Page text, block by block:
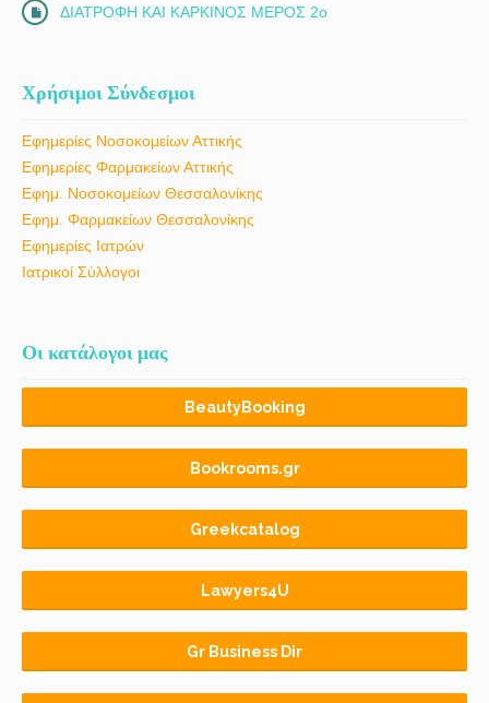
ΔΙΑΤΡΟΦΗ ΚΑΙ ΚΑΡΚΙΝΟΣ ΜΕΡΟΣ 2ο
Χρήσιμοι Σύνδεσμοι
Εφημερίες Νοσοκομείων Αττικής
Εφημερίες Φαρμακείων Αττικής
Εφημ. Νοσοκομείων Θεσσαλονίκης
Εφημ. Φαρμακείων Θεσσαλονίκης
Εφημερίες Ιατρών
Ιατρικοί Σύλλογοι
Οι κατάλογοι μας
BeautyBooking
Bookrooms.gr
Greekcatalog
Lawyers4U
Gr Business Dir